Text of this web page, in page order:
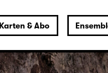
Karten & Abo